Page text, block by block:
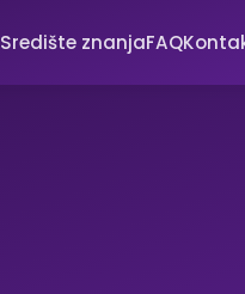
Središte znanjaFAQ